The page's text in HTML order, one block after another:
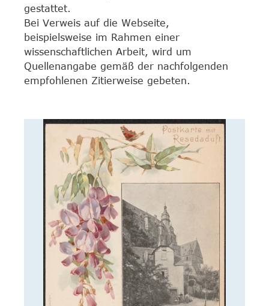
gestattet.
Bei Verweis auf die Webseite,
beispielsweise im Rahmen einer
wissenschaftlichen Arbeit, wird um
Quellenangabe gemäß der nachfolgenden
empfohlenen Zitierweise gebeten.